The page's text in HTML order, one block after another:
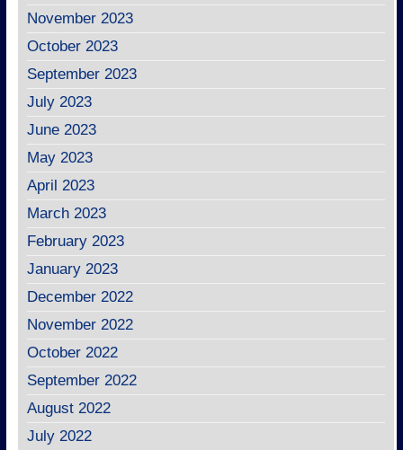
November 2023
October 2023
September 2023
July 2023
June 2023
May 2023
April 2023
March 2023
February 2023
January 2023
December 2022
November 2022
October 2022
September 2022
August 2022
July 2022